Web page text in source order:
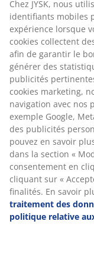
30 jours de
Options de
Livraison rapide
Panier pour
naturel et rotin
Chaque panier
plastique
H23/20 cm
Numéro d’article:
Chez JYSK, nous
mobiles pour vous
lorsque vous visitez
des informations
fonctionnement du
vous proposer des
acceptez les cookies
données de
(par exemple
proposer des
Vous pouvez en
cookies dans la
votre consentement
En cliquant sur «
finalités. En savoir
traitement des